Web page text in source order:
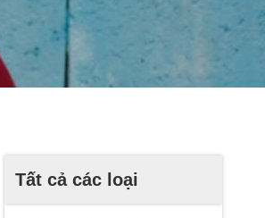
Tất cả các loại